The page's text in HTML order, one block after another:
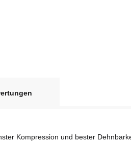
Kompression und bester